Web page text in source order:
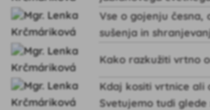
Vse o gojenju česna,
sušenja in
Kako razkužiti vrtno
Kdaj kositi vrtnice ali
Svetujemo tudi glede